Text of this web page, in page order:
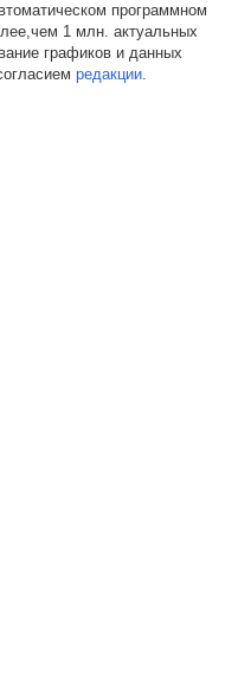
программном
1 млн. актуальных
графиков и данных
редакции.